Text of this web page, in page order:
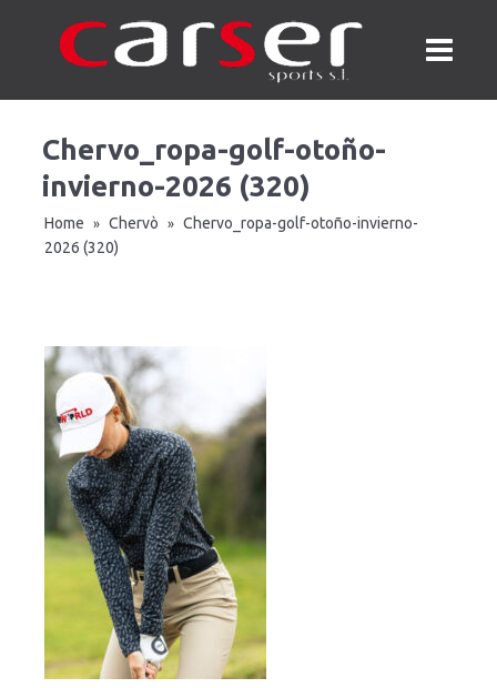
Chervo_ropa-golf-otoño-
invierno-2026 (320)
Home » Chervò »
Chervo_ropa-golf-otoño-invierno-
2026 (320)